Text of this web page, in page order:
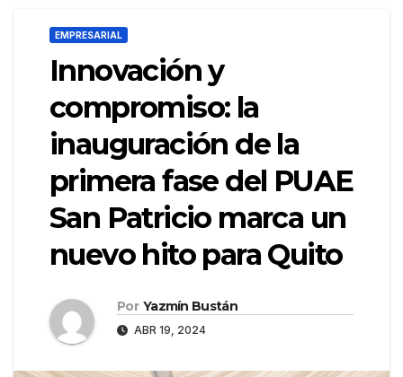
EMPRESARIAL
Innovación y
compromiso: la
inauguración de la
primera fase del PUAE
San Patricio marca un
nuevo hito para Quito
Por Yazmín Bustán
ABR 19, 2024